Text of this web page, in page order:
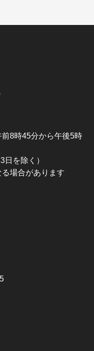
8時45分から午後5時
日を除く）
場合があります